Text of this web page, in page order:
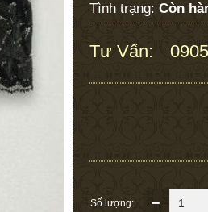
Tình trạng: Còn
Tư Vấn:
Số lượng: